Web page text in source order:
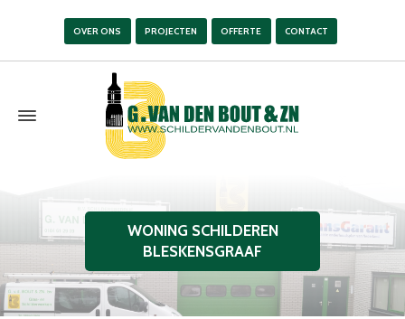
OVER ONS PROJECTEN OFFERTE CONTACT
WONING SCHILDEREN
BLESKENSGRAAF